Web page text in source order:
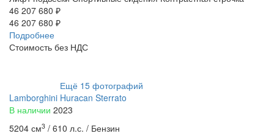
46 207 680 ₽
46 207 680 ₽
Подробнее
Стоимость без НДС
Ещё 15 фотографий
Lamborghini Huracan Sterrato
В наличии 2023
5204 см3 / 610 л.с. / Бензин